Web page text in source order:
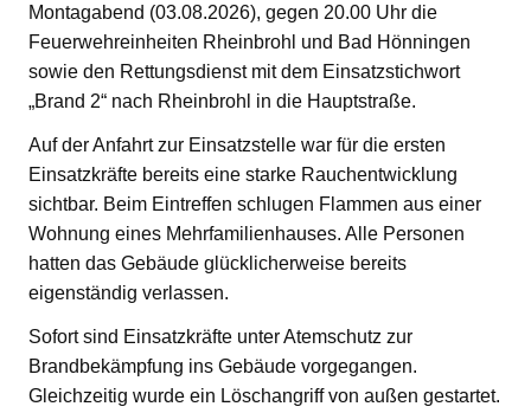
Montagabend (03.08.2026), gegen 20.00 Uhr die
Feuerwehreinheiten Rheinbrohl und Bad Hönningen
sowie den Rettungsdienst mit dem Einsatzstichwort
„Brand 2“ nach Rheinbrohl in die Hauptstraße.
Auf der Anfahrt zur Einsatzstelle war für die ersten
Einsatzkräfte bereits eine starke Rauchentwicklung
sichtbar. Beim Eintreffen schlugen Flammen aus einer
Wohnung eines Mehrfamilienhauses. Alle Personen
hatten das Gebäude glücklicherweise bereits
eigenständig verlassen.
Sofort sind Einsatzkräfte unter Atemschutz zur
Brandbekämpfung ins Gebäude vorgegangen.
Gleichzeitig wurde ein Löschangriff von außen gestartet.